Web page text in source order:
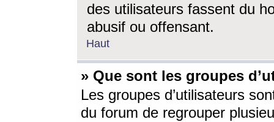
des utilisateurs fassent du
abusif ou offensant.
Haut
» Que sont les groupes
Les groupes d’utilisateurs
du forum de regrouper